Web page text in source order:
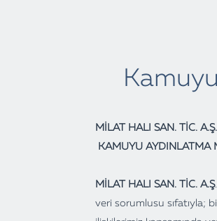
MİLAT HALI SAN. TİC. A.Ş.
KAMUYU AYDINLATMA
MİLAT HALI SAN. TİC. A.Ş
veri sorumlusu sıfatıyla;